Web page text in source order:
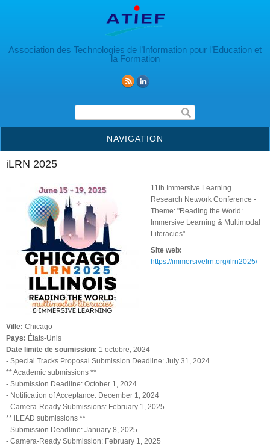
Association des Technologies de l’Information pour l’Education et
la Formation
Formulaire de recherche
NAVIGATION
iLRN 2025
11th Immersive Learning
Research Network Conference -
Theme: "Reading the World:
Immersive Learning & Multimodal
Literacies"
Site web:
https://immersivelrn.org/ilrn2025/
Ville: Chicago
Pays: États-Unis
Date limite de soumission: 1 octobre, 2024
- Special Tracks Proposal Submission Deadline: July 31, 2024
** Academic submissions **
- Submission Deadline: October 1, 2024
- Notification of Acceptance: December 1, 2024
- Camera-Ready Submissions: February 1, 2025
** iLEAD submissions **
- Submission Deadline: January 8, 2025
- Camera-Ready Submission: February 1, 2025